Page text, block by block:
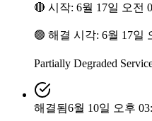
🔴 시작: 6월 17일 오전
🟢 해결 시각: 6월 17일
Partially Degraded
해결됨6월 10일 오후